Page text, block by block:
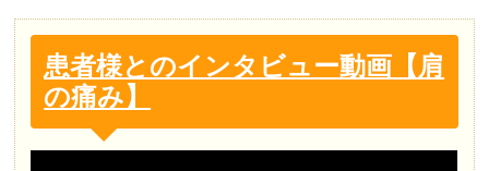
患者様とのインタビュー動画【肩
の痛み】